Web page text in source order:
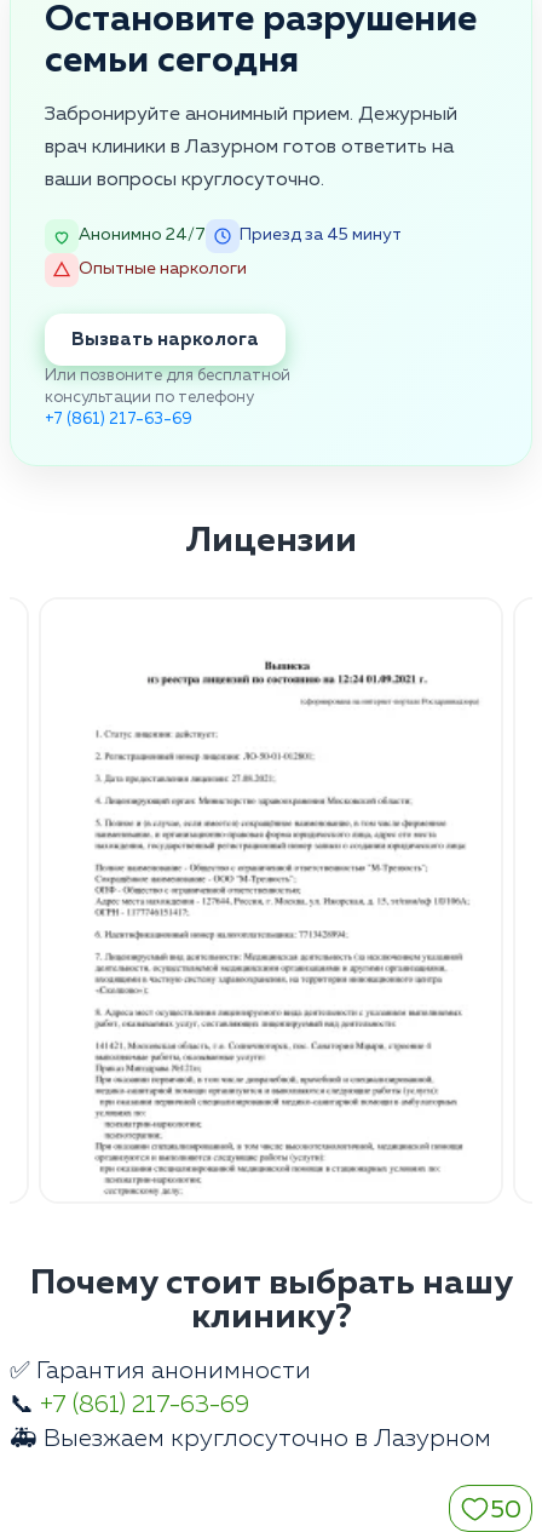
Остановите разрушение
семьи сегодня
Забронируйте анонимный прием. Дежурный
врач клиники в Лазурном готов ответить на
ваши вопросы круглосуточно.
Анонимно 24/7
Приезд за 45 минут
Опытные наркологи
Вызвать нарколога
Или позвоните для бесплатной
консультации по телефону
+7 (861) 217-63-69
Лицензии
Почему стоит выбрать нашу
клинику?
✅ Гарантия анонимности
📞 +7 (861) 217-63-69
🚑 Выезжаем круглосуточно в Лазурном
50